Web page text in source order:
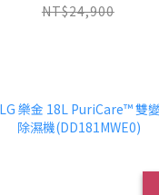
NT$24,900